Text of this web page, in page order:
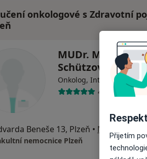
onkologové s Zdravotní
MUDr. Miroslava
Schützová
Onkolog, Internista,
4 názory
Beneše 13, Plzeň • Mapa
nemocnice Plzeň
Přijetím